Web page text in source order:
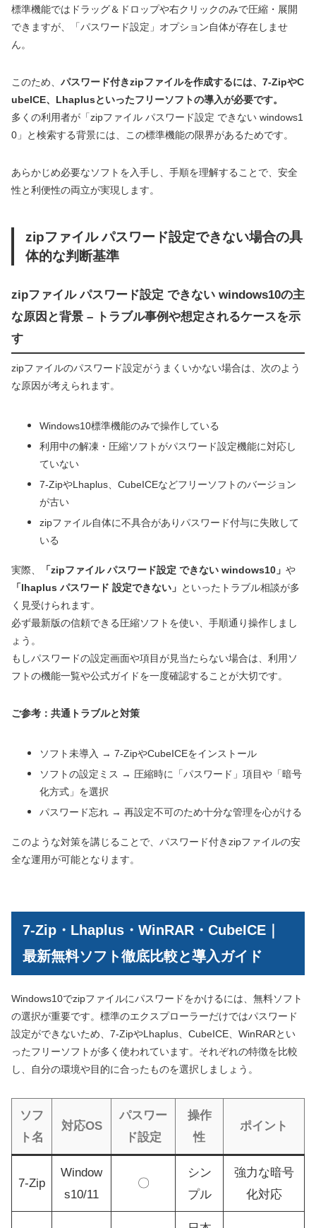
標準機能ではドラッグ＆ドロップや右クリックのみで圧縮・展開
できますが、「パスワード設定」オプション自体が存在しませ
ん。
このため、 パスワード付きzipファイルを作成するには、7-ZipやC
ubeICE、Lhaplusといったフリーソフトの導入が必要です。
多くの利用者が「zipファイル パスワード設定 できない windows1
0」と検索する背景には、この標準機能の限界があるためです。
あらかじめ必要なソフトを入手し、手順を理解することで、安全
性と利便性の両立が実現します。
zipファイル パスワード設定できない場合の具
体的な判断基準
zipファイル パスワード設定 できない windows10の主
な原因と背景 – トラブル事例や想定されるケースを示
す
zipファイルのパスワード設定がうまくいかない場合は、次のよう
な原因が考えられます。
Windows10標準機能のみで操作している
利用中の解凍・圧縮ソフトがパスワード設定機能に対応し
ていない
7-ZipやLhaplus、CubeICEなどフリーソフトのバージョン
が古い
zipファイル自体に不具合がありパスワード付与に失敗して
いる
実際、 「zipファイル パスワード設定 できない windows10」 や
「lhaplus パスワード 設定できない」 といったトラブル相談が多
く見受けられます。
必ず最新版の信頼できる圧縮ソフトを使い、手順通り操作しまし
ょう。
もしパスワードの設定画面や項目が見当たらない場合は、利用ソ
フトの機能一覧や公式ガイドを一度確認することが大切です。
ご参考：共通トラブルと対策
ソフト未導入 → 7-ZipやCubeICEをインストール
ソフトの設定ミス → 圧縮時に「パスワード」項目や「暗号
化方式」を選択
パスワード忘れ → 再設定不可のため十分な管理を心がける
このような対策を講じることで、パスワード付きzipファイルの安
全な運用が可能となります。
7-Zip・Lhaplus・WinRAR・CubeICE｜
最新無料ソフト徹底比較と導入ガイド
Windows10でzipファイルにパスワードをかけるには、無料ソフト
の選択が重要です。標準のエクスプローラーだけではパスワード
設定ができないため、7-ZipやLhaplus、CubeICE、WinRARとい
ったフリーソフトが多く使われています。それぞれの特徴を比較
し、自分の環境や目的に合ったものを選択しましょう。
ソフ
ト名
対応OS
パスワー
ド設定
操作
性
ポイント
7-Zip
Window
s10/11
〇
シン
プル
強力な暗号
化対応